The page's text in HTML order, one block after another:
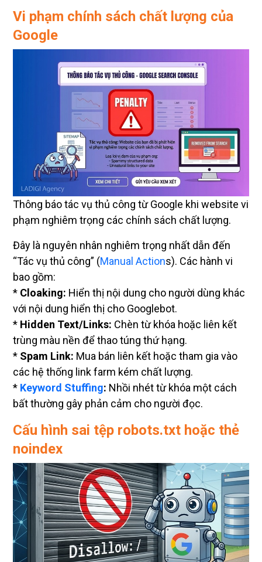
Vi phạm chính sách chất lượng của
Google
Thông báo tác vụ thủ công từ Google khi website vi
phạm nghiêm trọng các chính sách chất lượng.
Đây là nguyên nhân nghiêm trọng nhất dẫn đến
“Tác vụ thủ công” (Manual Actions). Các hành vi
bao gồm:
* Cloaking: Hiển thị nội dung cho người dùng khác
với nội dung hiển thị cho Googlebot.
* Hidden Text/Links: Chèn từ khóa hoặc liên kết
trùng màu nền để thao túng thứ hạng.
* Spam Link: Mua bán liên kết hoặc tham gia vào
các hệ thống link farm kém chất lượng.
* Keyword Stuffing: Nhồi nhét từ khóa một cách
bất thường gây phản cảm cho người đọc.
Cấu hình sai tệp robots.txt hoặc thẻ
noindex